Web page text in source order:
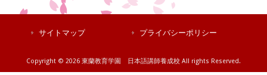
サイトマップ プライバシーポリシー
Copyright © 2026 東蘭教育学園 日本語講師養成校 All rights Reserved.